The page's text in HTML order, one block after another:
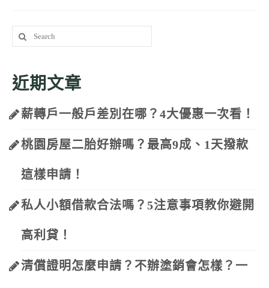
Search
for:
近期文章
薪轉戶一般戶差別在哪？4大優惠一次看！
桃園房屋二胎好辦嗎？最高9成、1天撥款
這樣申請！
私人小額借款合法嗎？5注意事項教你避開
高利貸！
清償證明怎麼申請？不辦塗銷會怎樣？一